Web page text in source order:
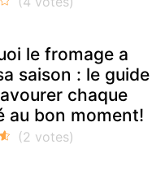
le fromage a
saison : le guide
chaque
au bon moment!